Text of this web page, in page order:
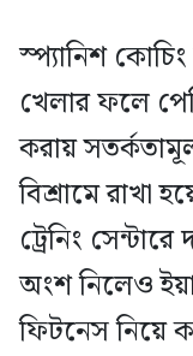
স্প্যানিশ
খেলার ফলে
করায়
বিশ্রামে রাখা
ট্রেনিং
অংশ নিলেও
ফিটনেস নিয়ে